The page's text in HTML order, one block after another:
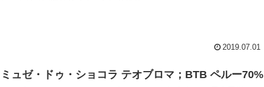
2019.07.01
ミュゼ・ドゥ・ショコラ テオブロマ；BTB ペルー70%